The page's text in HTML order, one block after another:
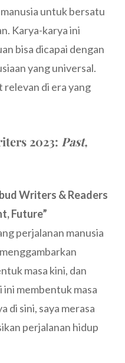
untuk bersatu
Karya-karya ini
bisa dicapai dengan
yang universal.
relevan di era yang
2023: Past,
Writers & Readers
Future”
perjalanan manusia
masa kini, dan
membentuk masa
di sini, saya merasa
perjalanan hidup